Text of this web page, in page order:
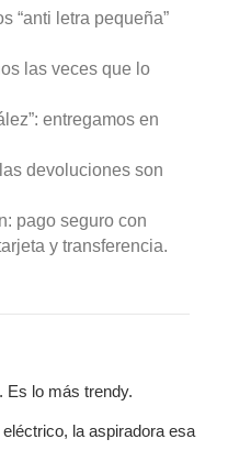
“anti letra pequeña”
las veces que lo
entregamos en
devoluciones son
pago seguro con
y transferencia.
Es lo más trendy.
la aspiradora esa